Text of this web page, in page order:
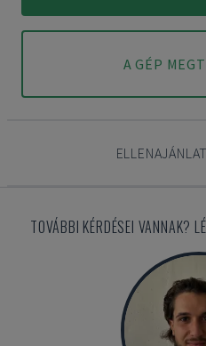
A GÉP
TOVÁBBI KÉRDÉSEI VANNAK?